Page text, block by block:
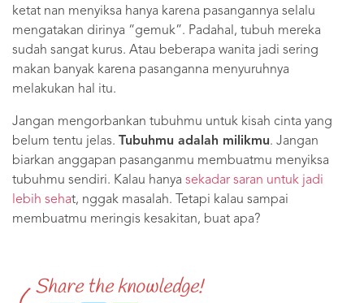
ketat nan menyiksa hanya karena pasangannya selalu
mengatakan dirinya “gemuk”. Padahal, tubuh mereka
sudah sangat kurus. Atau beberapa wanita jadi sering
makan banyak karena pasanganna menyuruhnya
melakukan hal itu.
Jangan mengorbankan tubuhmu untuk kisah cinta yang
belum tentu jelas.
Tubuhmu adalah milikmu. Jangan
biarkan anggapan pasanganmu membuatmu menyiksa
tubuhmu sendiri. Kalau hanya sekadar saran untuk jadi
lebih sehat, nggak masalah. Tetapi kalau sampai
membuatmu meringis kesakitan, buat apa?
Share the knowledge!